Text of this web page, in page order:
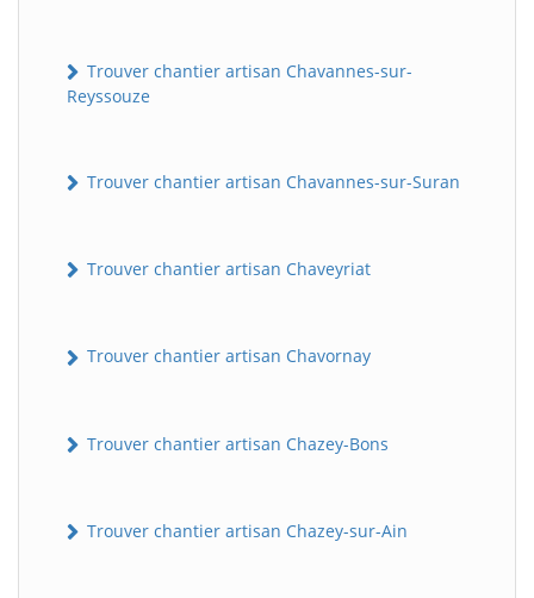
Trouver chantier artisan Chavannes-sur-
Reyssouze
Trouver chantier artisan Chavannes-sur-Suran
Trouver chantier artisan Chaveyriat
Trouver chantier artisan Chavornay
Trouver chantier artisan Chazey-Bons
Trouver chantier artisan Chazey-sur-Ain